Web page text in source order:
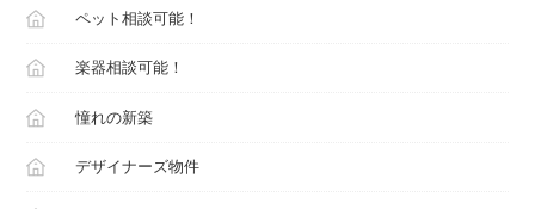
ペット相談可能！
楽器相談可能！
憧れの新築
デザイナーズ物件